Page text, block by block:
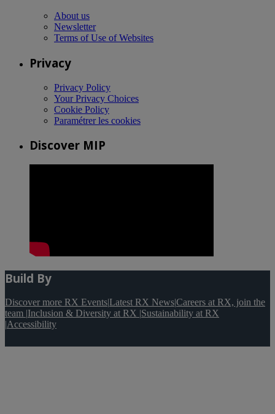
About us
Newsletter
Terms of Use of Websites
Privacy
Privacy Policy
Your Privacy Choices
Cookie Policy
Paramétrer les cookies
Discover MIP
Build By
Discover more RX Events|Latest RX News|Careers at RX, join the
team |Inclusion & Diversity at RX |Sustainability at RX
|Accessibility